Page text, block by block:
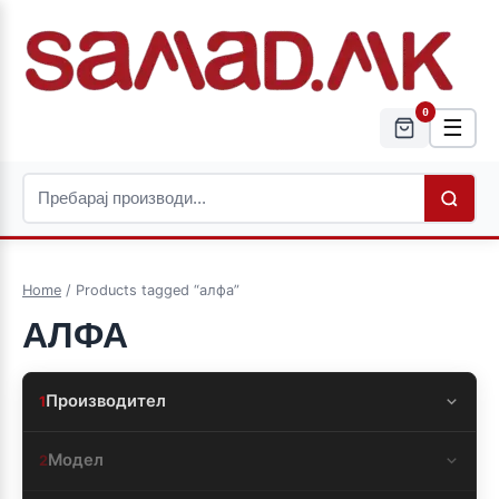
0
☰
Home / Products tagged “алфа”
АЛФА
1Производител
2Модел